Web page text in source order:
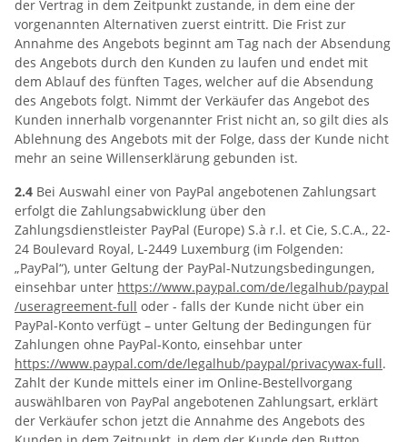
der Vertrag in dem Zeitpunkt zustande, in dem eine der
vorgenannten Alternativen zuerst eintritt. Die Frist zur
Annahme des Angebots beginnt am Tag nach der Absendung
des Angebots durch den Kunden zu laufen und endet mit
dem Ablauf des fünften Tages, welcher auf die Absendung
des Angebots folgt. Nimmt der Verkäufer das Angebot des
Kunden innerhalb vorgenannter Frist nicht an, so gilt dies als
Ablehnung des Angebots mit der Folge, dass der Kunde nicht
mehr an seine Willenserklärung gebunden ist.
2.4 Bei Auswahl einer von PayPal angebotenen Zahlungsart
erfolgt die Zahlungsabwicklung über den
Zahlungsdienstleister PayPal (Europe) S.à r.l. et Cie, S.C.A., 22-
24 Boulevard Royal, L-2449 Luxemburg (im Folgenden:
„PayPal“), unter Geltung der PayPal-Nutzungsbedingungen,
einsehbar unter https://www.paypal.com/de/legalhub/paypal
/useragreement-full oder - falls der Kunde nicht über ein
PayPal-Konto verfügt – unter Geltung der Bedingungen für
Zahlungen ohne PayPal-Konto, einsehbar unter
https://www.paypal.com/de/legalhub/paypal/privacywax-full.
Zahlt der Kunde mittels einer im Online-Bestellvorgang
auswählbaren von PayPal angebotenen Zahlungsart, erklärt
der Verkäufer schon jetzt die Annahme des Angebots des